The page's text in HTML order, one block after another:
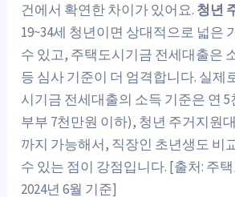
건에서 확연한 차이가 있어요. 청년
19~34세 청년이면 상대적으로 넓은
수 있고, 주택도시기금 전세대출은
등 심사 기준이 더 엄격합니다. 실제
시기금 전세대출의 소득 기준은 연
부부 7천만원 이하), 청년 주거지원
까지 가능해서, 직장인 초년생도 비
수 있는 점이 강점입니다. [출처: 주
2024년 6월 기준]